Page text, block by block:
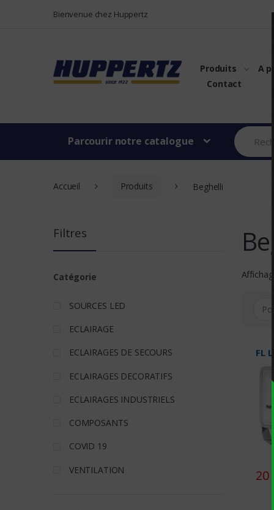
Bienvenue chez Huppertz
Produits A
Contact
Parcourir notre catalogue
Accueil Produits Beghelli
FL
20
Filtres
Catégorie
SOURCES LED
ECLAIRAGE
ECLAIRAGES DE SECOURS
ECLAIRAGES DECORATIFS
ECLAIRAGES INDUSTRIELS
COMPOSANTS
COVID 19
VENTILATION